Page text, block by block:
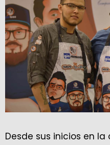
Desde sus inicios en